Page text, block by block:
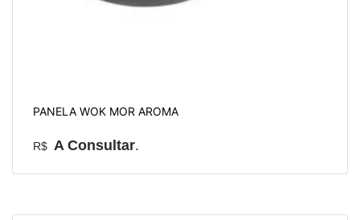
PANELA WOK MOR AROMA
R$ A Consultar.